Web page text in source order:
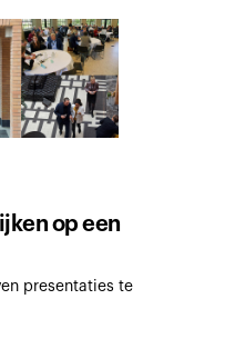
op een
presentaties te